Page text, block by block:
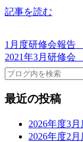
記事を読む
1月度研修会報告
2021年3月研修
最近の投稿
2026年度3
2026年度2